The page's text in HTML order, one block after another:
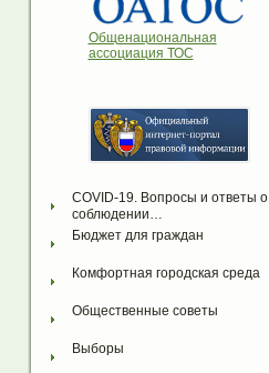
Общенациональная
ассоциация ТОС
COVID-19. Вопросы и ответы о
соблюдении…
Бюджет для граждан
Комфортная городская среда
Общественные советы
Выборы